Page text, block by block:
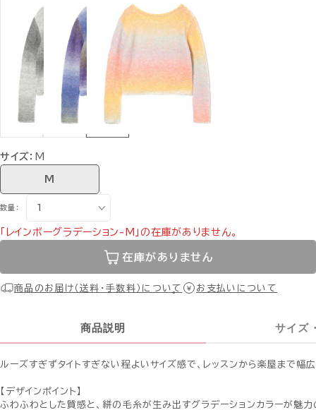
サイズ： M
M
数量：
「レインボーグラデーション-M」の在庫がありません。
在庫がありません
商品のお届け（送料・手数料）について お支払いについて
商品説明 サイズ
ルーズすぎずタイトすぎない程よいサイズ感で、レッスンから楽屋まで幅
【デザインポイント】
ふわふわとした質感と、絣の毛糸が生み出すグラデーションカラーが魅力